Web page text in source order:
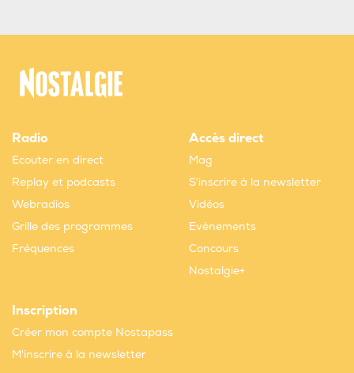
Radio
Ecouter en direct
Replay et podcasts
Webradios
Grille des programmes
Fréquences
Accès direct
Mag
S'inscrire à la newsletter
Vidéos
Evènements
Concours
Nostalgie+
Inscription
Créer mon compte Nostapass
M'inscrire à la newsletter